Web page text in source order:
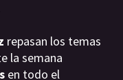
repasan los temas
la semana
en todo el